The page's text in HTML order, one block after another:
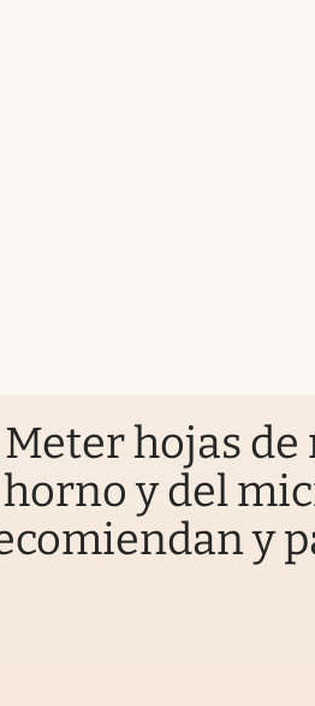
Meter hojas de
y del
y